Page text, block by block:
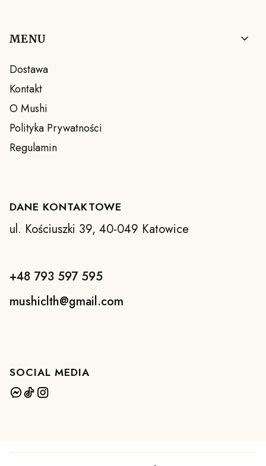
Linki w stopce
MENU
Dostawa
Kontakt
O Mushi
Polityka Prywatności
Regulamin
DANE KONTAKTOWE
ul. Kościuszki 39, 40-049 Katowice
+48 793 597 595
mushiclth@gmail.com
SOCIAL MEDIA